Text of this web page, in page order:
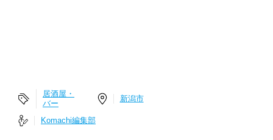
居酒屋・
バー
新潟市
Komachi編集部